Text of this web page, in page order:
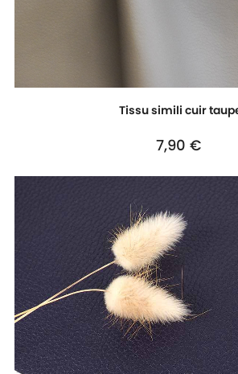
Tissu simili cuir
Prix
7,90 €